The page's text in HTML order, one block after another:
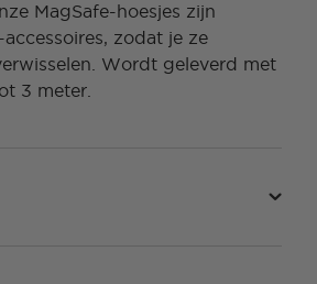
MagSafe-hoesjes zijn
zodat je ze
Wordt geleverd met
3 meter.